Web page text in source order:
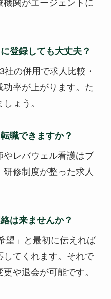
機関がエージェントに
登録しても大丈夫？
の併用で求人比較・
率が上がります。た
ょう。
職できますか？
レバウェル看護はブ
修制度が整った求人
は来ませんか？
望」と最初に伝えれば
してくれます。それで
や退会が可能です。